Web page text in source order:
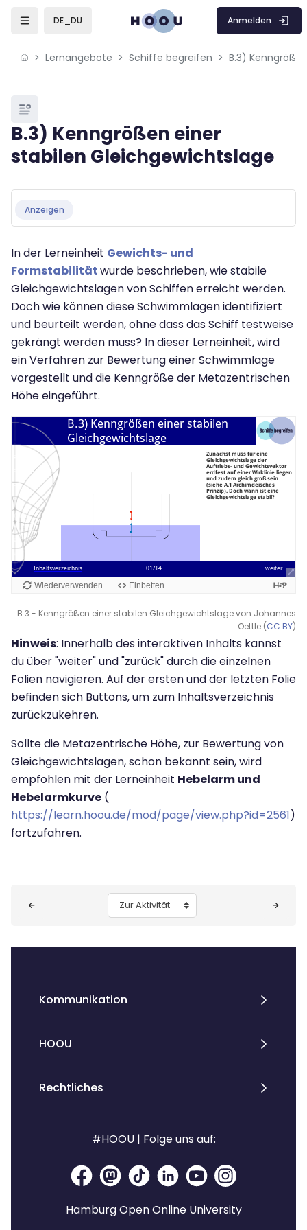
Skip to sidebar navigation menu
Skip to mobile navigation menu
DE_DU Anmelden
Lernangebote Schiffe begreifen
Blöcke
B.3) Kenngrößen einer
stabilen Gleichgewichtslage
Anzeigen
In der Lerneinheit Gewichts- und
Formstabilitätwurde beschrieben, wie stabile
Gleichgewichtslagen von Schiffen erreicht werden.
Doch wie können diese Schwimmlagen identifiziert
und beurteilt werden, ohne dass das Schiff testweise
gekrängt werden muss? In dieser Lerneinheit, wird
ein Verfahren zur Bewertung einer Schwimmlage
vorgestellt und die Kenngröße der Metazentrischen
Höhe eingeführt.
B.3 - Kenngrößen einer stabilen Gleichgewichtslage von Johannes
Oettle (CC BY)
Hinweis: Innerhalb des interaktiven Inhalts kannst
du über "weiter" und "zurück" durch die einzelnen
Folien navigieren. Auf der ersten und der letzten Folie
befinden sich Buttons, um zum Inhaltsverzeichnis
zurückzukehren.
Sollte die Metazentrische Höhe, zur Bewertung von
Gleichgewichtslagen, schon bekannt sein, wird
empfohlen mit der Lerneinheit Hebelarm und
Hebelarmkurve (
https://learn.hoou.de/mod/page/view.php?id=2561)
fortzufahren.
Zur Aktivität
Kommunikation
HOOU
Rechtliches
#HOOU | Folge uns auf:
Hamburg Open Online University